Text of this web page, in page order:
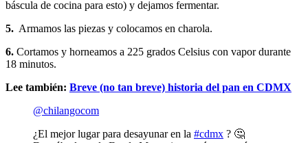
báscula de cocina para esto) y dejamos fermentar.
5. Armamos las piezas y colocamos en charola.
6. Cortamos y horneamos a 225 grados Celsius con vapor durante
18 minutos.
Lee también: Breve (no tan breve) historia del pan en CDMX
@chilangocom
¿El mejor lugar para desayunar en la #cdmx ? 🤔